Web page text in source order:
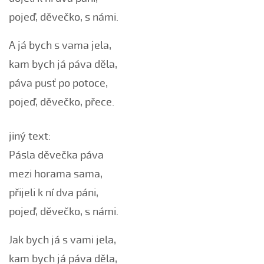
Chodila po roli...
Chodily dvě panny...
Chodily dvě panny (Iveta Janíková, 2008)
Chovali ňa maměnka
Chovali ně maměnka...
Chovaly ně maměnka (Tereza Hůsková, 2004)
Čí to lúčka nekosená...
Čí že sú to koně ve dvoře (David Hofman, 2004)
Čí že sú to koně, žádný s nima neore (Martin Pěcha,
2004)
Čja, že je to hen ta scena (Martina Holíková, 2005)
pojeď, děvečko, s námi.
A já bych s vama jela,
kam bych já páva děla,
páva pusť po potoce,
pojeď, děvečko, přece.
jiný text:
Pásla děvečka páva
mezi horama sama,
přijeli k ní dva páni,
pojeď, děvečko, s námi.
Jak bych já s vami jela,
kam bych já páva děla,